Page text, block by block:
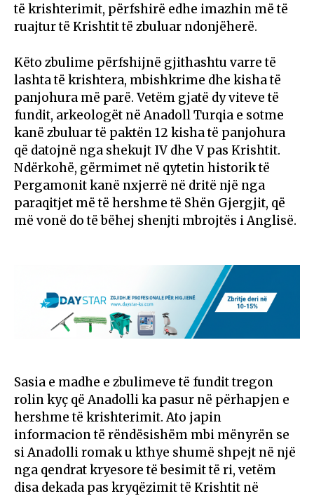
të krishterimit, përfshirë edhe imazhin më të
ruajtur të Krishtit të zbuluar ndonjëherë.
Këto zbulime përfshijnë gjithashtu varre të
lashta të krishtera, mbishkrime dhe kisha të
panjohura më parë. Vetëm gjatë dy viteve të
fundit, arkeologët në Anadoll Turqia e sotme
kanë zbuluar të paktën 12 kisha të panjohura
që datojnë nga shekujt IV dhe V pas Krishtit.
Ndërkohë, gërmimet në qytetin historik të
Pergamonit kanë nxjerrë në dritë një nga
paraqitjet më të hershme të Shën Gjergjit, që
më vonë do të bëhej shenjti mbrojtës i Anglisë.
Sasia e madhe e zbulimeve të fundit tregon
rolin kyç që Anadolli ka pasur në përhapjen e
hershme të krishterimit. Ato japin
informacion të rëndësishëm mbi mënyrën se
si Anadolli romak u kthye shumë shpejt në një
nga qendrat kryesore të besimit të ri, vetëm
disa dekada pas kryqëzimit të Krishtit në